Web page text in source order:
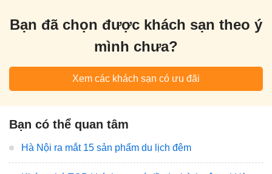
Bạn đã chọn được khách sạn theo ý
mình chưa?
Xem các khách sạn có ưu đãi
Bạn có thể quan tâm
Hà Nội ra mắt 15 sản phẩm du lịch đêm